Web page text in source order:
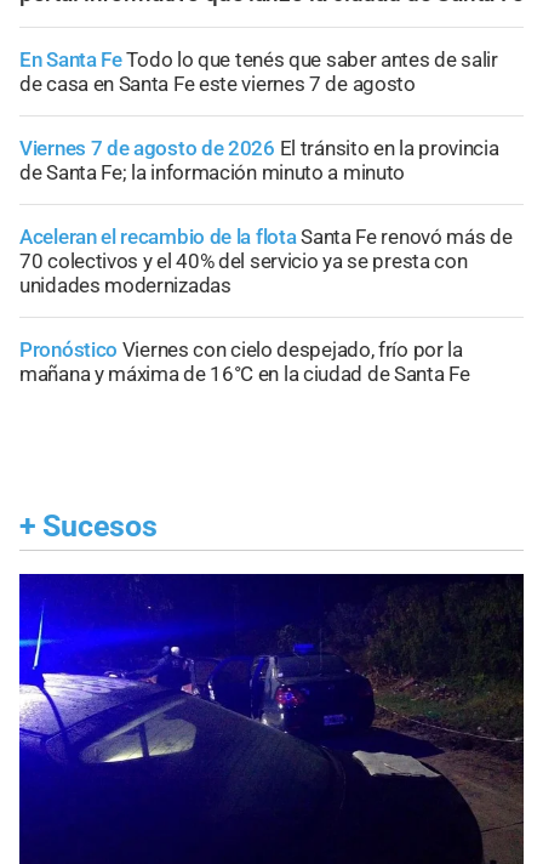
En Santa FeTodo lo que tenés que saber antes de salir
de casa en Santa Fe este viernes 7 de agosto
Viernes 7 de agosto de 2026 El tránsito en la provincia
de Santa Fe; la información minuto a minuto
Aceleran el recambio de la flotaSanta Fe renovó más de
70 colectivos y el 40% del servicio ya se presta con
unidades modernizadas
Pronóstico Viernes con cielo despejado, frío por la
mañana y máxima de 16°C en la ciudad de Santa Fe
+ Sucesos